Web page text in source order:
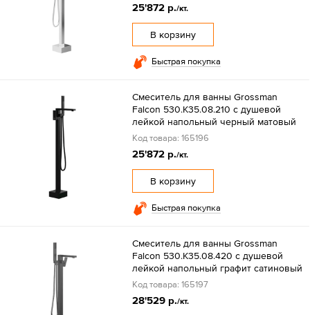
25'872 р./кт.
В корзину
Быстрая покупка
Смеситель для ванны Grossman
Falcon 530.K35.08.210 с душевой
лейкой напольный черный матовый
Код товара: 165196
25'872 р./кт.
В корзину
Быстрая покупка
Смеситель для ванны Grossman
Falcon 530.K35.08.420 с душевой
лейкой напольный графит сатиновый
Код товара: 165197
28'529 р./кт.